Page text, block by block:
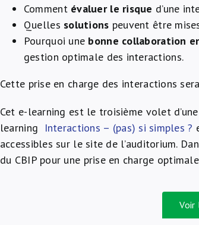
Comment évaluer le risque d’une
Quelles solutions peuvent être
Pourquoi une bonne collaboration
gestion optimale des interactions.
Cette prise en charge des interactions
Cet e-learning est le troisième volet
learning
Interactions – (pas) si simples ?
accessibles sur le site de l’auditorium.
du CBIP pour une prise en charge
Voir